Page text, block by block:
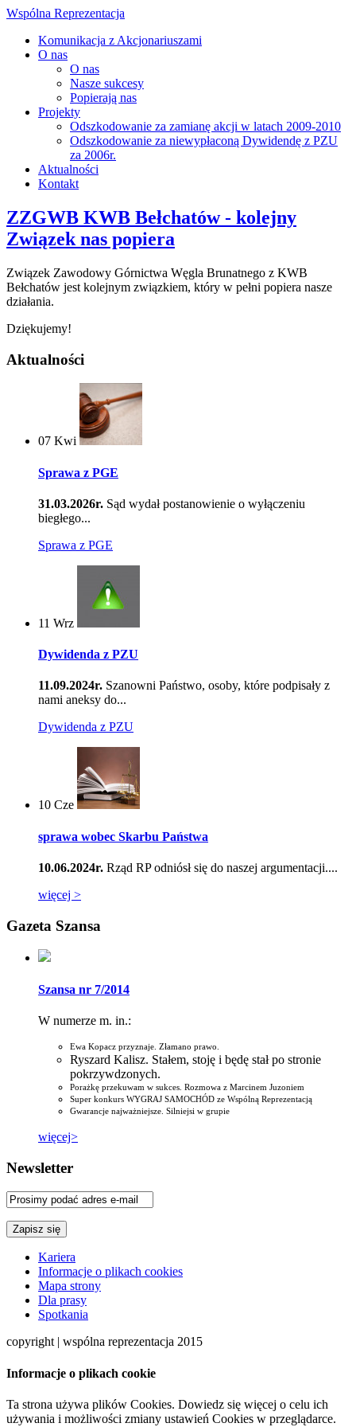
Wspólna Reprezentacja
Komunikacja z Akcjonariuszami
O nas
O nas
Nasze sukcesy
Popierają nas
Projekty
Odszkodowanie za zamianę akcji w latach 2009-2010
Odszkodowanie za niewypłaconą Dywidendę z PZU
za 2006r.
Aktualności
Kontakt
ZZGWB KWB Bełchatów - kolejny
Związek nas popiera
Związek Zawodowy Górnictwa Węgla Brunatnego z KWB
Bełchatów jest kolejnym związkiem, który w pełni popiera nasze
działania.
Dziękujemy!
Aktualności
07 Kwi
Sprawa z PGE
31.03.2026r. Sąd wydał postanowienie o wyłączeniu
biegłego...
Sprawa z PGE
11 Wrz
Dywidenda z PZU
11.09.2024r. Szanowni Państwo, osoby, które podpisały z
nami aneksy do...
Dywidenda z PZU
10 Cze
sprawa wobec Skarbu Państwa
10.06.2024r. Rząd RP odniósł się do naszej argumentacji....
więcej >
Gazeta Szansa
Szansa nr 7/2014
W numerze m. in.:
Ewa Kopacz przyznaje. Złamano prawo.
Ryszard Kalisz. Stałem, stoję i będę stał po stronie
pokrzywdzonych.
Porażkę przekuwam w sukces. Rozmowa z Marcinem Juzoniem
Super konkurs WYGRAJ SAMOCHÓD ze Wspólną Reprezentacją
Gwarancje najważniejsze. Silniejsi w grupie
więcej>
Newsletter
Kariera
Informacje o plikach cookies
Mapa strony
Dla prasy
Spotkania
copyright | wspólna reprezentacja 2015
Informacje o plikach cookie
Ta strona używa plików Cookies. Dowiedz się więcej o celu ich
używania i możliwości zmiany ustawień Cookies w przeglądarce.